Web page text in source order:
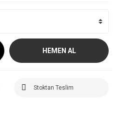
HEMEN AL
Stoktan Teslim